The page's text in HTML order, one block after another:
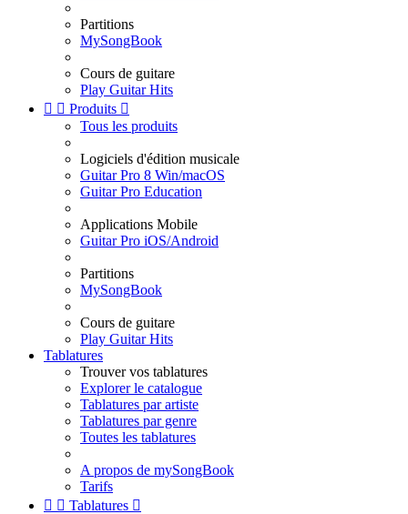
Partitions
MySongBook
Cours de guitare
Play Guitar Hits
  Produits 
Tous les produits
Logiciels d'édition musicale
Guitar Pro 8 Win/macOS
Guitar Pro Education
Applications Mobile
Guitar Pro iOS/Android
Partitions
MySongBook
Cours de guitare
Play Guitar Hits
Tablatures
Trouver vos tablatures
Explorer le catalogue
Tablatures par artiste
Tablatures par genre
Toutes les tablatures
A propos de mySongBook
Tarifs
  Tablatures 